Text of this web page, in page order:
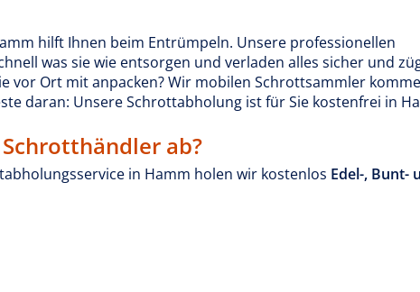
hilft Ihnen beim Entrümpeln. Unsere professionellen
was sie wie entsorgen und verladen alles sicher und
vor Ort mit anpacken? Wir mobilen Schrottsammler
daran: Unsere Schrottabholung ist für Sie kostenfrei in
ab?
in Hamm holen wir kostenlos Edel-, Bunt-